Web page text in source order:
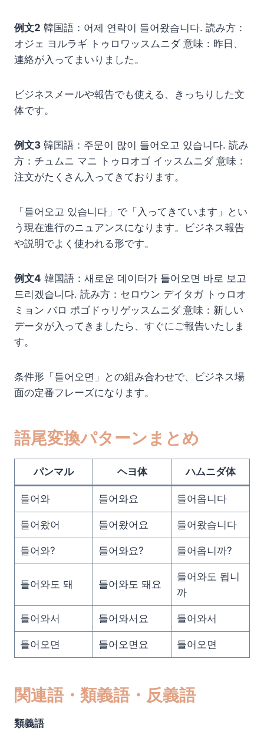
例文2 韓国語：어제 연락이 들어왔습니다. 読み方：
オジェ ヨルラギ トゥロワッスムニダ 意味：昨日、
連絡が入ってまいりました。
ビジネスメールや報告でも使える、きっちりした文
体です。
例文3 韓国語：주문이 많이 들어오고 있습니다. 読み
方：チュムニ マニ トゥロオゴ イッスムニダ 意味：
注文がたくさん入ってきております。
「들어오고 있습니다」で「入ってきています」とい
う現在進行のニュアンスになります。ビジネス報告
や説明でよく使われる形です。
例文4 韓国語：새로운 데이터가 들어오면 바로 보고
드리겠습니다. 読み方：セロウン デイタガ トゥロオ
ミョン バロ ポゴドゥリゲッスムニダ 意味：新しい
データが入ってきましたら、すぐにご報告いたしま
す。
条件形「들어오면」との組み合わせで、ビジネス場
面の定番フレーズになります。
語尾変換パターンまとめ
パンマル ヘヨ体 ハムニダ体
들어와 들어와요 들어옵니다
들어왔어 들어왔어요 들어왔습니다
들어와? 들어와요? 들어옵니까?
들어와도 돼 들어와도 돼요
들어와도 됩니
까
들어와서 들어와서요 들어와서
들어오면 들어오면요 들어오면
関連語・類義語・反義語
類義語